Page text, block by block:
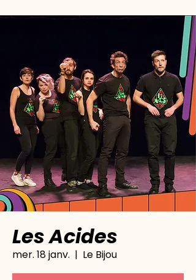
Les Acides
mer. 18 janv.
  |
Le Bijou